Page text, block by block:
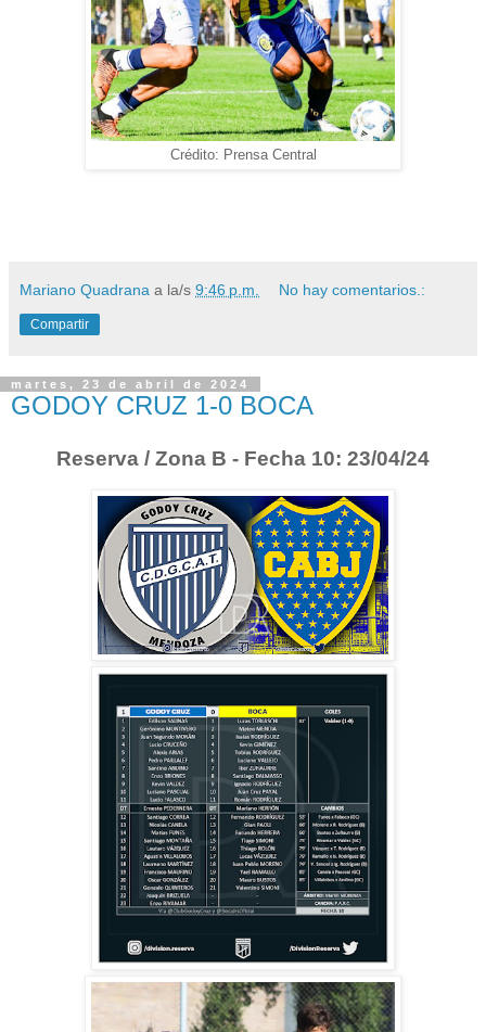
Crédito: Prensa Central
Mariano Quadrana a la/s 9:46 p.m. No hay comentarios.:
Compartir
martes, 23 de abril de 2024
GODOY CRUZ 1-0 BOCA
Reserva / Zona B - Fecha 10: 23/04/24